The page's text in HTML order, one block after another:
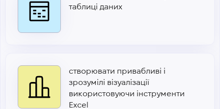
таблиці даних
створювати привабливі і
зрозумілі візуалізації
використовуючи інструменти
Excel